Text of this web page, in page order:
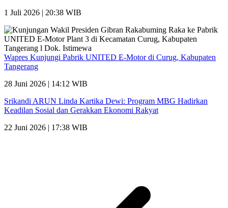
1 Juli 2026 | 20:38 WIB
Wapres Kunjungi Pabrik UNITED E-Motor di Curug, Kabupaten
Tangerang
28 Juni 2026 | 14:12 WIB
Srikandi ARUN Linda Kartika Dewi: Program MBG Hadirkan
Keadilan Sosial dan Gerakkan Ekonomi Rakyat
22 Juni 2026 | 17:38 WIB